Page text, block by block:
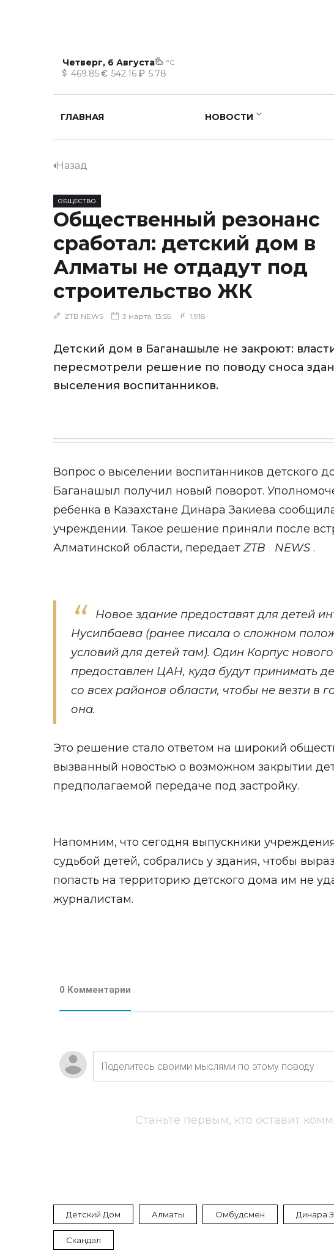
Четверг, 6 Августа °C
469.85 542.16 5.78
ГЛАВНАЯ НОВОСТИ
Назад
ОБЩЕСТВО
Общественный резонанс
сработал: детский дом в
Алматы не отдадут под
строительство ЖК
ZTB NEWS 3 марта, 13:55 1,918
Детский дом в Баганашыле не закроют:
пересмотрели решение по поводу сноса
выселения воспитанников.
Вопрос о выселении воспитанников детского
Баганашыл получил новый поворот.
ребенка в Казахстане Динара Закиева
учреждении. Такое решение приняли после
Алматинской области, передает ZTB NEWS .
Новое здание предоставят для детей
Нусипбаева (ранее писала о сложном
условий для детей там). Один Корпус
предоставлен ЦАН, куда будут принимать
со всех районов области, чтобы не везти в
она.
Это решение стало ответом на широкий
вызванный новостью о возможном закрытии
предполагаемой передаче под застройку.
Напомним, что сегодня выпускники
судьбой детей, собрались у здания, чтобы
попасть на территорию детского дома им не
журналистам.
0 Комментарии
Станьте первым, кто оставит
Детский Дом Алматы Омбудсмен Динара
Скандал